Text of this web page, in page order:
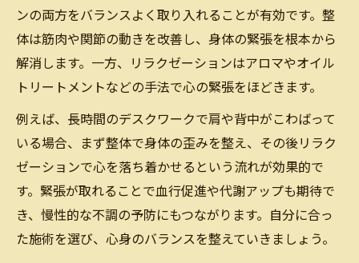
ンの両方をバランスよく取り入れることが有効です。整
体は筋肉や関節の動きを改善し、身体の緊張を根本から
解消します。一方、リラクゼーションはアロマやオイル
トリートメントなどの手法で心の緊張をほどきます。
例えば、長時間のデスクワークで肩や背中がこわばって
いる場合、まず整体で身体の歪みを整え、その後リラク
ゼーションで心を落ち着かせるという流れが効果的で
す。緊張が取れることで血行促進や代謝アップも期待で
き、慢性的な不調の予防にもつながります。自分に合っ
た施術を選び、心身のバランスを整えていきましょう。